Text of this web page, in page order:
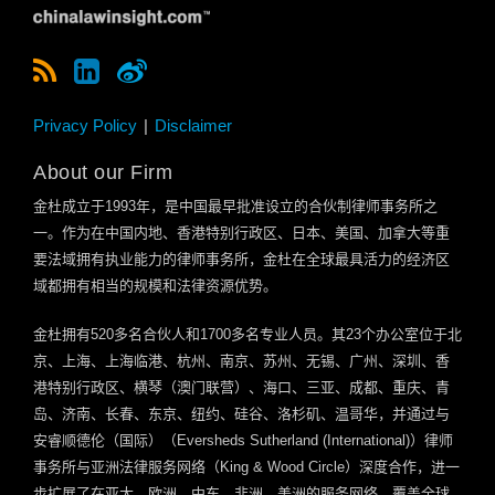
Privacy Policy Disclaimer
About our Firm
金杜成立于1993年，是中国最早批准设立的合伙制律师事务所之
一。作为在中国内地、香港特别行政区、日本、美国、加拿大等重
要法域拥有执业能力的律师事务所，金杜在全球最具活力的经济区
域都拥有相当的规模和法律资源优势。
金杜拥有520多名合伙人和1700多名专业人员。其23个办公室位于北
京、上海、上海临港、杭州、南京、苏州、无锡、广州、深圳、香
港特别行政区、横琴（澳门联营）、海口、三亚、成都、重庆、青
岛、济南、长春、东京、纽约、硅谷、洛杉矶、温哥华，并通过与
安睿顺德伦（国际）（Eversheds Sutherland (International)）律师
事务所与亚洲法律服务网络（King & Wood Circle）深度合作，进一